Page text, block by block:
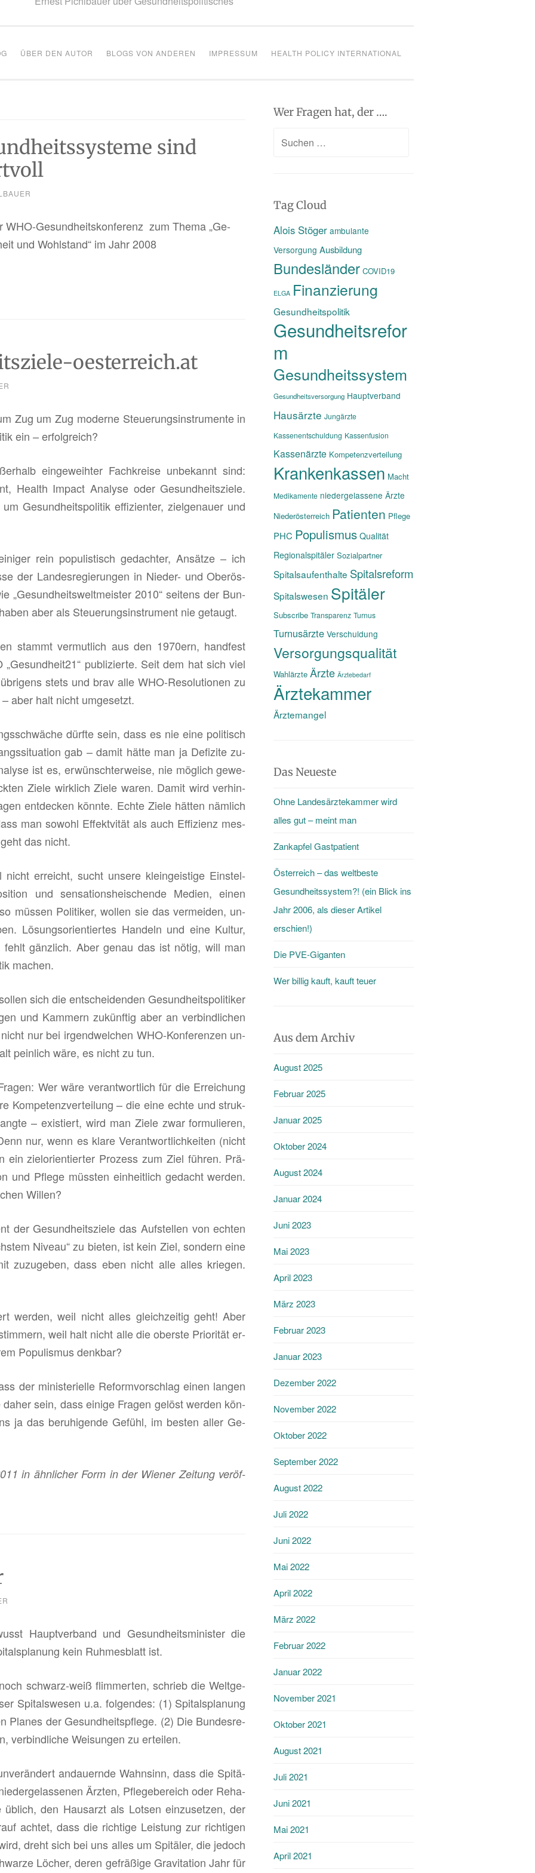
ÜBER DEN AUTOR BLOGS VON ANDEREN IMPRESSUM HEALTH POLICY INTERNATIONAL
sind
WHO-Ge­sund­heits­kon­fe­renz zum Thema „Ge­
und Wohl­stand“ im Jahr 2008
oesterreich.at
Zug um Zug mo­der­ne Steue­rungs­in­stru­men­te in
ein – er­folg­reich?
ein­ge­weih­ter Fach­krei­se un­be­kannt sind:
Health Im­pact Ana­ly­se oder Ge­sund­heits­zie­le.
Ge­sund­heits­po­li­tik ef­fi­zi­en­ter, ziel­ge­nau­er und
rein po­pu­lis­tisch ge­dach­ter, An­sät­ze – ich
der Lan­des­re­gie­run­gen in Nie­der- und Ober­ös­
„Ge­sund­heits­welt­meis­ter 2010“ sei­tens der Bun­
aber als Steue­rungs­in­stru­ment nie ge­taugt.
stammt ver­mut­lich aus den 1970ern, hand­fest
pu­bli­zier­te. Seit dem hat sich viel
stets und brav alle WHO-Re­so­lu­tio­nen zu
aber halt nicht um­ge­setzt.
dürf­te sein, dass es nie eine po­li­tisch
gab – damit hätte man ja De­fi­zi­te zu­
ist es, er­wünsch­ter­wei­se, nie mög­lich ge­we­
Ziele wirk­lich Ziele waren. Damit wird ver­hin­
ent­de­cken könn­te. Echte Ziele hät­ten näm­lich
man so­wohl Ef­fekt­vi­tät als auch Ef­fi­zi­enz mes­
das nicht.
er­reicht, sucht un­se­re klein­geis­ti­ge Ein­stel­
und sen­sa­ti­ons­hei­schen­de Me­di­en, einen
müs­sen Po­li­ti­ker, wol­len sie das ver­mei­den, un­
Lö­sungs­ori­en­tier­tes Han­deln und eine Kul­tur,
gänz­lich. Aber genau das ist nötig, will man
ma­chen.
sich die ent­schei­den­den Ge­sund­heits­po­li­ti­ker
und Kam­mern zu­künf­tig aber an ver­bind­li­chen
nur bei ir­gend­wel­chen WHO-Kon­fe­ren­zen un­
pein­lich wäre, es nicht zu tun.
Wer wäre ver­ant­wort­lich für die Er­rei­chung
Kom­pe­tenz­ver­tei­lung – die eine echte und struk­
– exis­tiert, wird man Ziele zwar for­mu­lie­ren,
nur, wenn es klare Ver­ant­wort­lich­kei­ten (nicht
ein ziel­ori­en­tier­ter Pro­zess zum Ziel füh­ren. Prä­
und Pfle­ge müss­ten ein­heit­lich ge­dacht wer­den.
Wil­len?
der Ge­sund­heits­zie­le das Auf­stel­len von ech­ten
Ni­veau“ zu bie­ten, ist kein Ziel, son­dern eine
zu­zu­ge­ben, dass eben nicht alle alles krie­gen.
wer­den, weil nicht alles gleich­zei­tig geht! Aber
weil halt nicht alle die obers­te Prio­ri­tät er­
Po­pu­lis­mus denk­bar?
der mi­nis­te­ri­el­le Re­form­vor­schlag einen lan­gen
sein, dass ei­ni­ge Fra­gen ge­löst wer­den kön­
ja das be­ru­hi­gen­de Ge­fühl, im bes­ten aller Ge­
in ähn­li­cher Form in der Wie­ner Zei­tung ver­öf­
Haupt­ver­band und Ge­sund­heits­mi­nis­ter die
kein Ruh­mes­blatt ist.
schwarz-weiß flim­mer­ten, schrieb die Welt­ge­
Spi­tals­we­sen u.a. fol­gen­des: (1) Spi­tals­pla­nung
Pla­nes der Ge­sund­heits­pfle­ge. (2) Die Bun­des­re­
ver­bind­li­che Wei­sun­gen zu er­tei­len.
an­dau­ern­de Wahn­sinn, dass die Spi­tä­
Ärz­ten, Pfle­ge­be­reich oder Re­ha­
den Haus­arzt als Lot­sen ein­zu­set­zen, der
ach­tet, dass die rich­ti­ge Leis­tung zur rich­ti­gen
dreht sich bei uns alles um Spi­tä­ler, die je­doch
Lö­cher, deren ge­frä­ßi­ge Gra­vi­ta­ti­on Jahr für
Wer Fragen hat, der ….
Suchen
Tag Cloud
Alois Stöger ambulante
Versorgung Ausbildung
Bundesländer COVID19
ELGA Finanzierung
Gesundheitspolitik
Gesundheitsrefor
m
Gesundheitssystem
Gesundheitsversorgung Hauptverband
Hausärzte Jungärzte
Kassenentschuldung Kassenfusion
Kassenärzte Kompetenzverteilung
Krankenkassen Macht
Medikamente niedergelassene Ärzte
Niederösterreich Patienten Pflege
PHC Populismus Qualität
Regionalspitäler Sozialpartner
Spitalsaufenthalte Spitalsreform
Spitalswesen Spitäler
Subscribe Transparenz Turnus
Turnusärzte Verschuldung
Versorgungsqualität
Wahlärzte Ärzte Ärztebedarf
Ärztekammer
Ärztemangel
Das Neueste
Ohne Landesärztekammer wird
alles gut – meint man
Zankapfel Gastpatient
Österreich – das weltbeste
Gesundheitssystem?! (ein Blick ins
Jahr 2006, als dieser Artikel
erschien!)
Die PVE-Giganten
Wer billig kauft, kauft teuer
Aus dem Archiv
August 2025
Februar 2025
Januar 2025
Oktober 2024
August 2024
Januar 2024
Juni 2023
Mai 2023
April 2023
März 2023
Februar 2023
Januar 2023
Dezember 2022
November 2022
Oktober 2022
September 2022
August 2022
Juli 2022
Juni 2022
Mai 2022
April 2022
März 2022
Februar 2022
Januar 2022
November 2021
Oktober 2021
August 2021
Juli 2021
Juni 2021
Mai 2021
April 2021